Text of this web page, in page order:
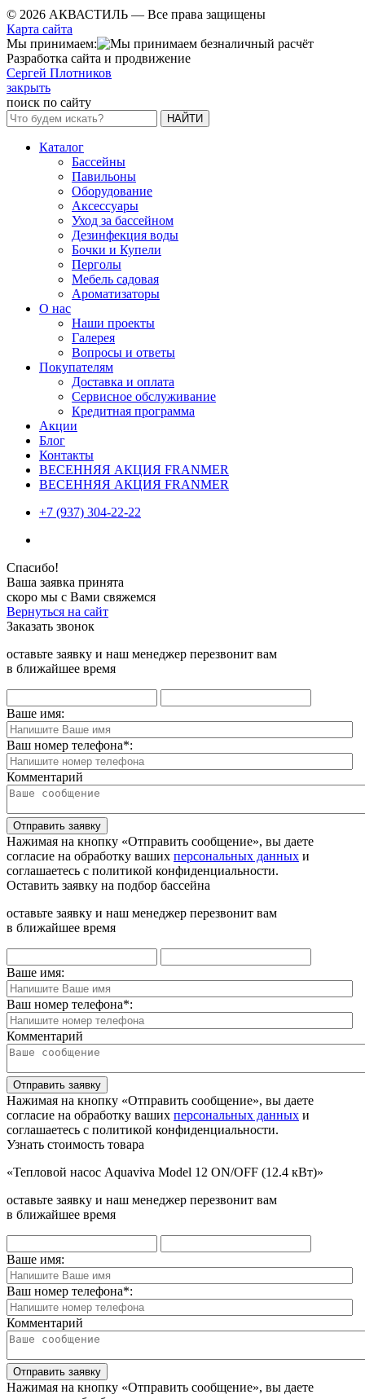
© 2026 АКВАСТИЛЬ — Все права защищены
Карта сайта
Мы принимаем:
Разработка сайта и продвижение
Сергей Плотников
закрыть
поиск по сайту
НАЙТИ
Каталог
Бассейны
Павильоны
Оборудование
Аксессуары
Уход за бассейном
Дезинфекция воды
Бочки и Купели
Перголы
Мебель садовая
Ароматизаторы
О нас
Наши проекты
Галерея
Вопросы и ответы
Покупателям
Доставка и оплата
Сервисное обслуживание
Кредитная программа
Акции
Блог
Контакты
ВЕСЕННЯЯ АКЦИЯ FRANMER
ВЕСЕННЯЯ АКЦИЯ FRANMER
+7 (937) 304-22-22
Спасибо!
Ваша заявка принята
скоро мы с Вами свяжемся
Вернуться на сайт
Заказать звонок
оставьте заявку и наш менеджер перезвонит вам
в ближайшее время
Ваше имя:
Ваш номер телефона*:
Комментарий
Отправить заявку
Нажимая на кнопку «Отправить сообщение», вы даете
согласие на обработку ваших персональных данных и
соглашаетесь с политикой конфиденциальности.
Оставить заявку на подбор бассейна
оставьте заявку и наш менеджер перезвонит вам
в ближайшее время
Ваше имя:
Ваш номер телефона*:
Комментарий
Отправить заявку
Нажимая на кнопку «Отправить сообщение», вы даете
согласие на обработку ваших персональных данных и
соглашаетесь с политикой конфиденциальности.
Узнать стоимость товара
«Тепловой насос Aquaviva Model 12 ON/OFF (12.4 кВт)»
оставьте заявку и наш менеджер перезвонит вам
в ближайшее время
Ваше имя:
Ваш номер телефона*:
Комментарий
Отправить заявку
Нажимая на кнопку «Отправить сообщение», вы даете